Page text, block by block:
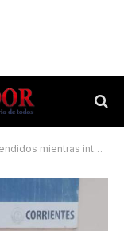
intentaban votar